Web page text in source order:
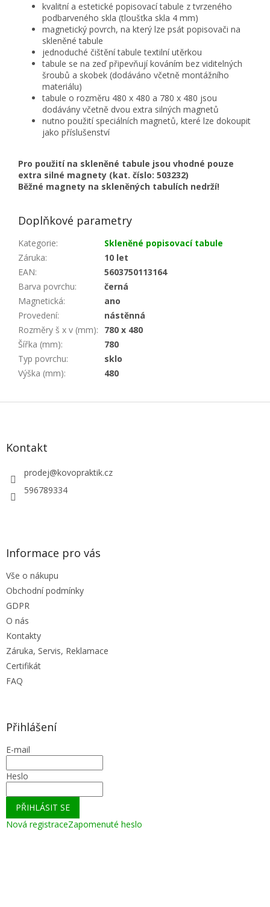
kvalitní a estetické popisovací tabule z tvrzeného
podbarveného skla (tloušťka skla 4 mm)
magnetický povrch, na který lze psát popisovači na
skleněné tabule
jednoduché čištění tabule textilní utěrkou
tabule se na zeď připevňují kováním bez viditelných
šroubů a skobek (dodáváno včetně montážního
materiálu)
tabule o rozměru 480 x 480 a 780 x 480 jsou
dodávány včetně dvou extra silných magnetů
nutno použití speciálních magnetů, které lze dokoupit
jako příslušenství
Pro použití na skleněné tabule jsou vhodné pouze
extra silné magnety (kat. číslo: 503232)
Běžné magnety na skleněných tabulích nedrží!
Doplňkové parametry
Kategorie:
Skleněné popisovací tabule
Záruka:
10 let
EAN:
5603750113164
Barva povrchu:
černá
Magnetická:
ano
Provedení:
nástěnná
Rozměry š x v (mm):
780 x 480
Šířka (mm):
780
Typ povrchu:
sklo
Výška (mm): 480
Z
Kontakt
prodej@kovopraktik.cz
596789334
Informace pro vás
Vše o nákupu
Obchodní podmínky
GDPR
O nás
Kontakty
Záruka, Servis, Reklamace
Certifikát
FAQ
Přihlášení
E-mail
Heslo
PŘIHLÁSIT SE
Nová registraceZapomenuté heslo